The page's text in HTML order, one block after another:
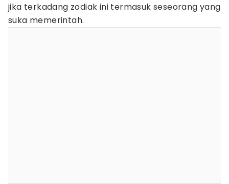
jika terkadang zodiak ini termasuk seseorang yang
suka memerintah.